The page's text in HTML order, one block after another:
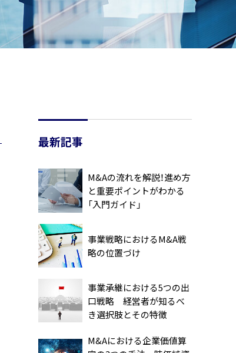
最新記事
M&Aの流れを解説！進め方
と重要ポイントがわかる
「入門ガイド」
事業戦略におけるM&A戦
略の位置づけ
事業承継における5つの出
口戦略 経営者が知るべ
き選択肢とその特徴
M&Aにおける企業価値算